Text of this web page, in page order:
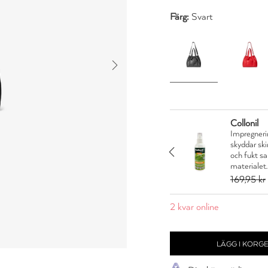
Färg: Svart
Collonil
skyddar
och fukt
materialet.
169,95 kr
2 kvar online